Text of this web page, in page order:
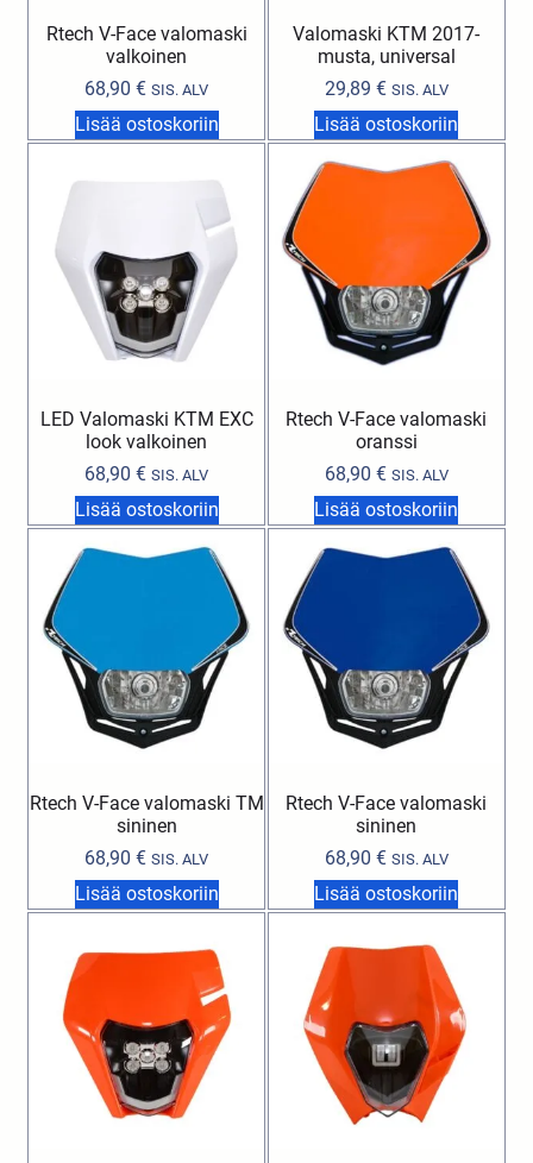
Rtech V-Face valomaski
valkoinen
68,90€ SIS. ALV
Lisää ostoskoriin
Valomaski KTM 2017-
musta, universal
29,89 € SIS. ALV
Lisää ostoskoriin
LED Valomaski KTM EXC
look valkoinen
68,90€ SIS. ALV
Lisää ostoskoriin
Rtech V-Face valomaski
oranssi
68,90 € SIS. ALV
Lisää ostoskoriin
Rtech V-Face valomaski TM
sininen
68,90€ SIS. ALV
Lisää ostoskoriin
Rtech V-Face valomaski
sininen
68,90 € SIS. ALV
Lisää ostoskoriin